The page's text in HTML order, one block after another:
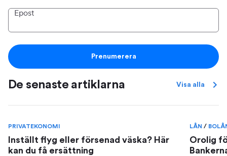
Epost
Prenumerera
De senaste artiklarna Visa alla
PRIVATEKONOMI
Inställt flyg eller försenad väska? Här
kan du få ersättning
LÅN/
Orolig